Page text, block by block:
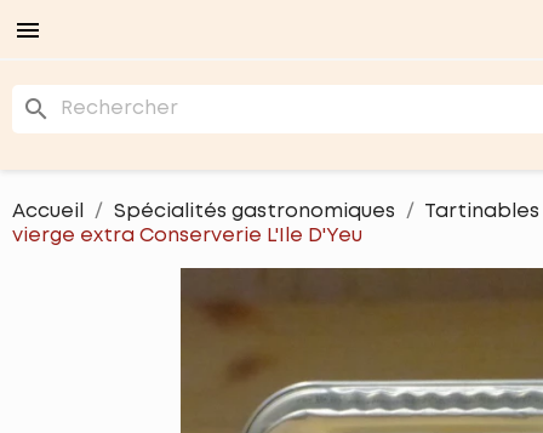

search
Accueil Spécialités gastronomiques
Tartinables
vierge extra Conserverie L'Ile D'Yeu